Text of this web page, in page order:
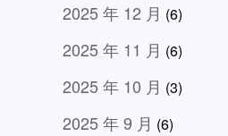
2025 年 12 月 (6)
2025 年 11 月 (6)
2025 年 10 月 (3)
2025 年 9 月 (6)